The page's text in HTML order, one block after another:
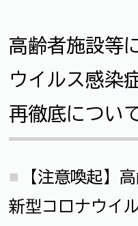
高齢者施設等
ウイルス感染
再徹底につい
【注意喚起】
新型コロナウイ